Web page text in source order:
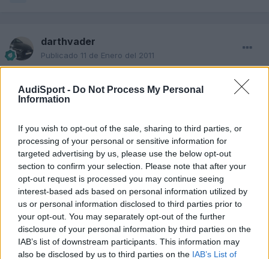
AudiSport - Do Not Process My Personal
Information
If you wish to opt-out of the sale, sharing to third parties, or
processing of your personal or sensitive information for
targeted advertising by us, please use the below opt-out
section to confirm your selection. Please note that after your
opt-out request is processed you may continue seeing
interest-based ads based on personal information utilized by
us or personal information disclosed to third parties prior to
your opt-out. You may separately opt-out of the further
disclosure of your personal information by third parties on the
IAB’s list of downstream participants. This information may
also be disclosed by us to third parties on the IAB’s List of
darthvader
Publicado 11 de Enero del 2011
Muy guapo el coche y muy guapas las llantas ... poco vistas ...
Suerte!
Responder
josuyo
Publicado11 de Enero del 2011
Se me olvido,también tiene